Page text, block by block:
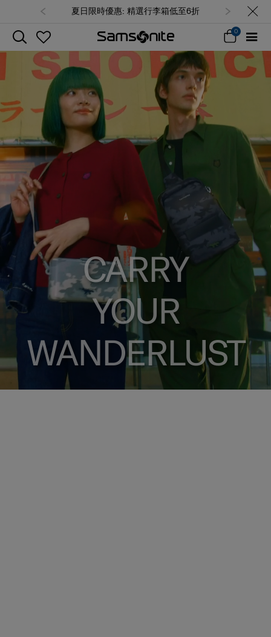
夏日限時優惠: 精選行李箱低至6折
0
CARRY
YOUR
WANDERLUST